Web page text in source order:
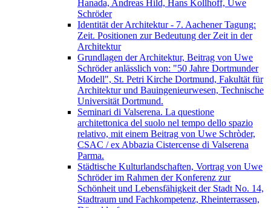
Hanada, Andreas Hild, Hans Kollhoff, Uwe
Schröder
Identität der Architektur - 7. Aachener Tagung:
Zeit. Positionen zur Bedeutung der Zeit in der
Architektur
Grundlagen der Architektur, Beitrag von Uwe
Schröder anlässlich von: "50 Jahre Dortmunder
Modell", St. Petri Kirche Dortmund, Fakultät für
Architektur und Bauingenieurwesen, Technische
Universität Dortmund.
Seminari di Valserena. La questione
architettonica del suolo nel tempo dello spazio
relativo, mit einem Beitrag von Uwe Schròder,
CSAC / ex Abbazia Cistercense di Valserena
Parma.
Städtische Kulturlandschaften, Vortrag von Uwe
Schröder im Rahmen der Konferenz zur
Schönheit und Lebensfähigkeit der Stadt No. 14,
Stadtraum und Fachkompetenz, Rheinterrassen,